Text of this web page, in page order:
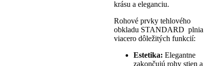
krásu a eleganciu.
Rohové prvky tehlového
obkladu STANDARD plnia
viacero dôležitých funkcií:
Estetika: Elegantne
zakončujú rohy stien a